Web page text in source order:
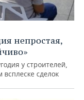
непростая,
у строителей,
сделок